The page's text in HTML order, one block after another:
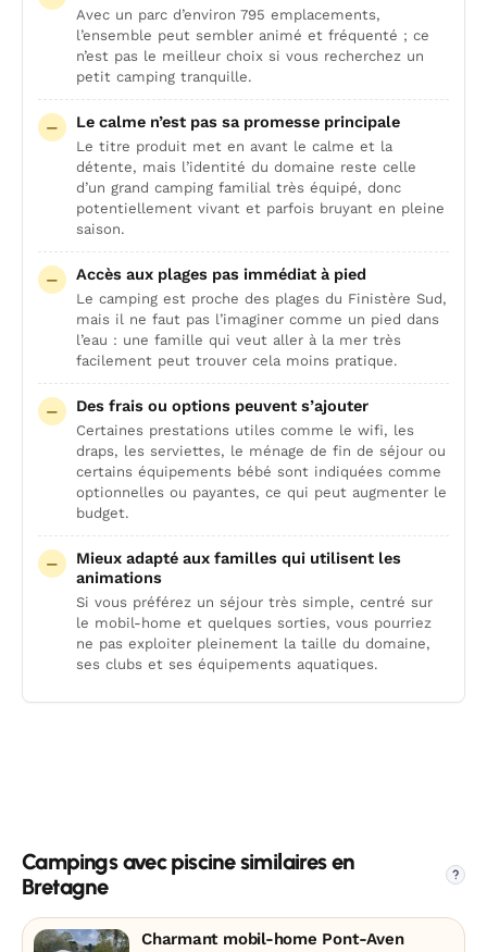
Avec un parc d’environ 795 emplacements,
l’ensemble peut sembler animé et fréquenté ; ce
n’est pas le meilleur choix si vous recherchez un
petit camping tranquille.
Le calme n’est pas sa promesse principale
Le titre produit met en avant le calme et la
détente, mais l’identité du domaine reste celle
d’un grand camping familial très équipé, donc
potentiellement vivant et parfois bruyant en pleine
saison.
Accès aux plages pas immédiat à pied
Le camping est proche des plages du Finistère Sud,
mais il ne faut pas l’imaginer comme un pied dans
l’eau : une famille qui veut aller à la mer très
facilement peut trouver cela moins pratique.
Des frais ou options peuvent s’ajouter
Certaines prestations utiles comme le wifi, les
draps, les serviettes, le ménage de fin de séjour ou
certains équipements bébé sont indiquées comme
optionnelles ou payantes, ce qui peut augmenter le
budget.
Mieux adapté aux familles qui utilisent les
animations
Si vous préférez un séjour très simple, centré sur
le mobil-home et quelques sorties, vous pourriez
ne pas exploiter pleinement la taille du domaine,
ses clubs et ses équipements aquatiques.
Campings avec piscine similaires en
Bretagne
?
Charmant mobil-home Pont-Aven